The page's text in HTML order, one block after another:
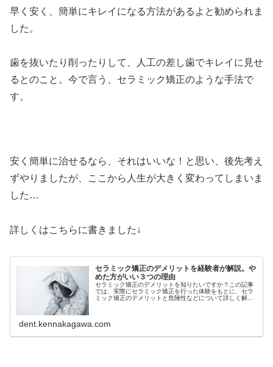
早く安く、簡単にキレイになる方法があるよと勧められま
した。
歯を抜いたり削ったりして、人工の差し歯でキレイに見せ
るとのこと。今で言う、セラミック矯正のような手法で
す。
安く簡単に治せるなら、それはいいな！と思い、後先考え
ずやりましたが、ここから人生が大きく変わってしまいま
した…
詳しくはこちらに書きました↓
セラミック矯正のデメリットを経験者が解説。や
めた方がいい３つの理由
セラミック矯正のデメリットを知りたいですか？この記事
では、実際にセラミック矯正を行った体験をもとに、セラ
ミック矯正のデメリットと危険性などについて詳しく解説
dent.kennakagawa.com